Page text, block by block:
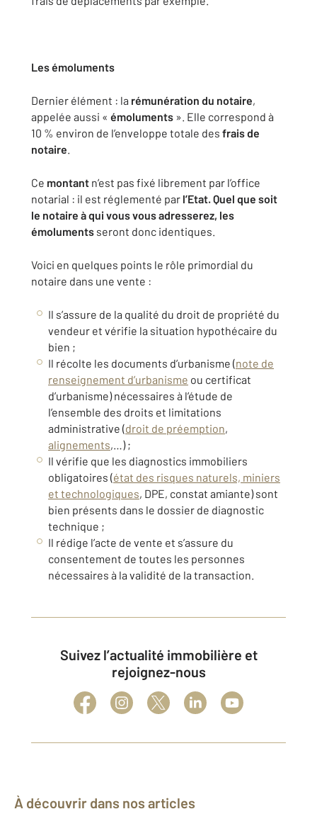
Les émoluments
Dernier élément : la rémunération du notaire,
appelée aussi « émoluments ». Elle correspond à
10 % environ de l’enveloppe totale des frais de
notaire.
Ce montant n’est pas fixé librement par l’office
notarial : il est réglementé par l’Etat. Quel que soit
le notaire à qui vous vous adresserez, les
émoluments seront donc identiques.
Voici en quelques points le rôle primordial du
notaire dans une vente :
Il s’assure de la qualité du droit de propriété du
vendeur et vérifie la situation hypothécaire du
bien ;
Il récolte les documents d’urbanisme (note de
renseignement d’urbanisme ou certificat
d’urbanisme) nécessaires à l’étude de
l’ensemble des droits et limitations
administrative (droit de préemption,
alignements,…) ;
Il vérifie que les diagnostics immobiliers
obligatoires (état des risques naturels, miniers
et technologiques, DPE, constat amiante) sont
bien présents dans le dossier de diagnostic
technique ;
Il rédige l’acte de vente et s’assure du
consentement de toutes les personnes
nécessaires à la validité de la transaction.
Suivez l’actualité immobilière et
rejoignez-nous
À découvrir dans nos articles